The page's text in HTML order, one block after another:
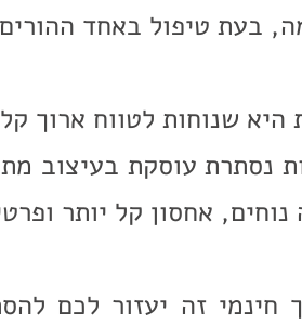
בעת טיפול באחד
היא שנוחות לטווח ארוך
נסתרת עוסקת בעיצוב
נוחים, אחסון קל יותר
חינמי זה יעזור לכם